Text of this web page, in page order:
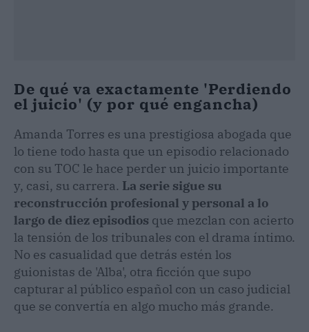
De qué va exactamente 'Perdiendo
el juicio' (y por qué engancha)
Amanda Torres es una prestigiosa abogada que
lo tiene todo hasta que un episodio relacionado
con su TOC le hace perder un juicio importante
y, casi, su carrera. La serie sigue su
reconstrucción profesional y personal a lo
largo de diez episodios que mezclan con acierto
la tensión de los tribunales con el drama íntimo.
No es casualidad que detrás estén los
guionistas de 'Alba', otra ficción que supo
capturar al público español con un caso judicial
que se convertía en algo mucho más grande.